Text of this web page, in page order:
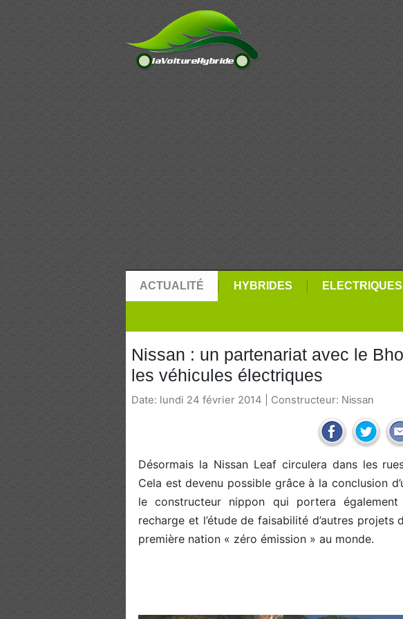
ACTUALITÉ HYBRIDES ELECTRIQUES
Nissan : un partenariat avec le
les véhicules électriques
Date: lundi 24 février 2014 | Constructeur: Nissan
Désormais la Nissan Leaf circulera dans les
Cela est devenu possible grâce à la conclusion
le constructeur nippon qui portera
recharge et l’étude de faisabilité d’autres
première nation « zéro émission » au monde.